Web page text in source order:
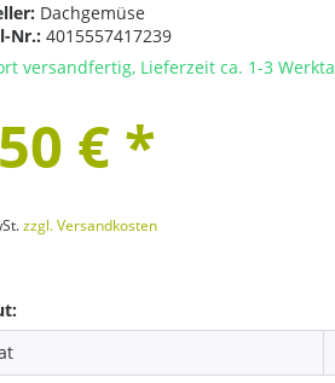
Dachgemüse
Nr.:4015557417239
versandfertig, Lieferzeit ca. 1-3
€ *
zzgl. Versandkosten